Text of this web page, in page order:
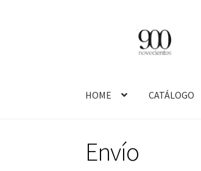
HOME CATÁLOGO
Envío